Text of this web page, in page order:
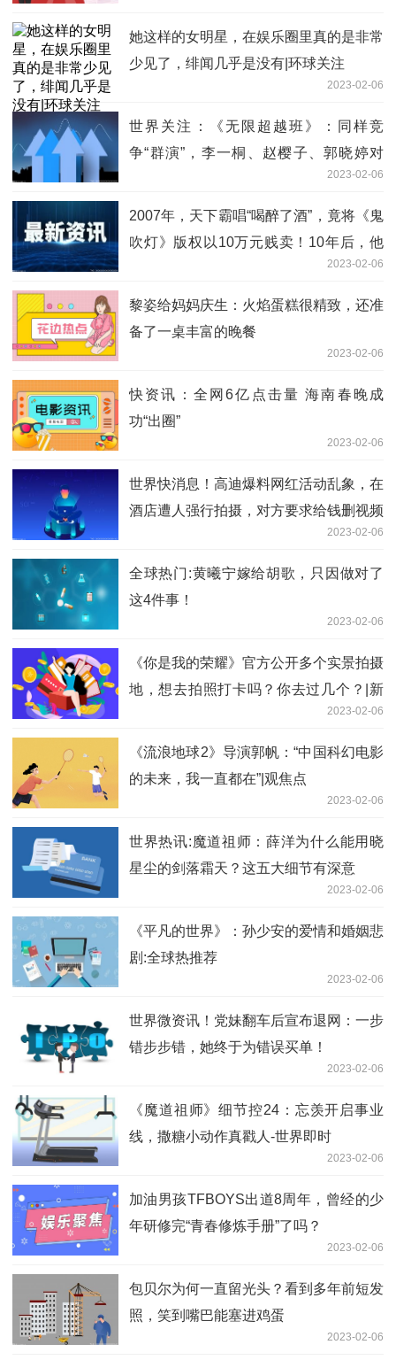
她这样的女明星，在娱乐圈里真的是非常
少见了，绯闻几乎是没有|环球关注
2023-02-06
世界关注：《无限超越班》：同样竞
争“群演”，李一桐、赵樱子、郭晓婷对
2023-02-06
2007年，天下霸唱“喝醉了酒”，竟将《鬼
吹灯》版权以10万元贱卖！10年后，他
2023-02-06
黎姿给妈妈庆生：火焰蛋糕很精致，还准
备了一桌丰富的晚餐
2023-02-06
快资讯：全网6亿点击量 海南春晚成
功“出圈”
2023-02-06
世界快消息！高迪爆料网红活动乱象，在
酒店遭人强行拍摄，对方要求给钱删视频
2023-02-06
全球热门:黄曦宁嫁给胡歌，只因做对了
这4件事！
2023-02-06
《你是我的荣耀》官方公开多个实景拍摄
地，想去拍照打卡吗？你去过几个？|新
2023-02-06
《流浪地球2》导演郭帆：“中国科幻电影
的未来，我一直都在”|观焦点
2023-02-06
世界热讯:魔道祖师：薛洋为什么能用晓
星尘的剑落霜天？这五大细节有深意
2023-02-06
《平凡的世界》：孙少安的爱情和婚姻悲
剧:全球热推荐
2023-02-06
世界微资讯！党妹翻车后宣布退网：一步
错步步错，她终于为错误买单！
2023-02-06
《魔道祖师》细节控24：忘羡开启事业
线，撒糖小动作真戳人-世界即时
2023-02-06
加油男孩TFBOYS出道8周年，曾经的少
年研修完“青春修炼手册”了吗？
2023-02-06
包贝尔为何一直留光头？看到多年前短发
照，笑到嘴巴能塞进鸡蛋
2023-02-06